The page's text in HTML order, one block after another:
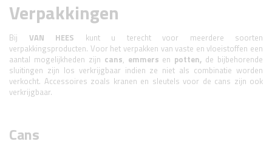
Verpakkingen
Bij VAN HEES kunt u terecht voor meerdere soorten
verpakkingsproducten. Voor het verpakken van vaste en vloeistoffen een
aantal mogelijkheden zijn cans, emmers en potten, de bijbehorende
sluitingen zijn los verkrijgbaar indien ze niet als combinatie worden
verkocht. Accessoires zoals kranen en sleutels voor de cans zijn ook
verkrijgbaar.
Cans